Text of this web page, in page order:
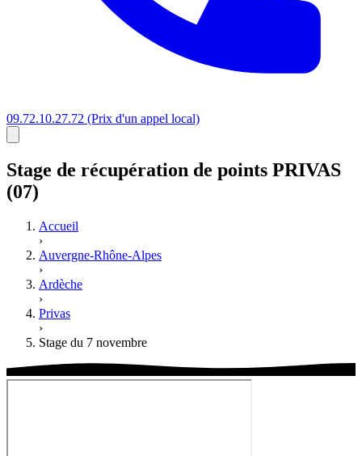
09.72.10.27.72 (Prix d'un appel local)
Stage de récupération de points PRIVAS
(07)
Accueil
›
Auvergne-Rhône-Alpes
›
Ardèche
›
Privas
›
Stage du 7 novembre